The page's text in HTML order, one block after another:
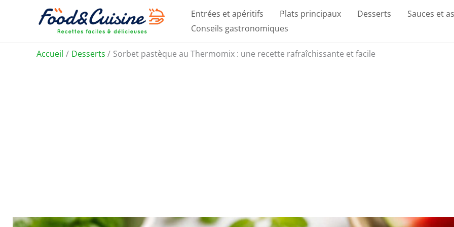
Entrées et apéritifs Plats principaux Desserts Sauces et
Conseils gastronomiques
Accueil Desserts Sorbet pastèque au Thermomix : une recette rafraîchissante et facile